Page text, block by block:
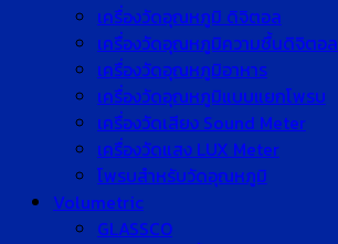
เครื่องวัดอุณหภูมิ ดิจิตอล
เครื่องวัดอุณหภูมิความชื้นดิจิตอล
เครื่องวัดอุณหภูมิอาหาร
เครื่องวัดอุณหภูมิแบบแยกโพรบ
เครื่องวัดเสียง Sound Meter
เครื่องวัดแสง LUX Meter
โพรบสำหรับวัดอุณหภูมิ
Volumetric
GLASSCO